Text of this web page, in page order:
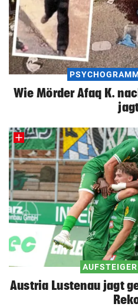
Wie Mörder Afaq K.
Austria Lustenau jagt